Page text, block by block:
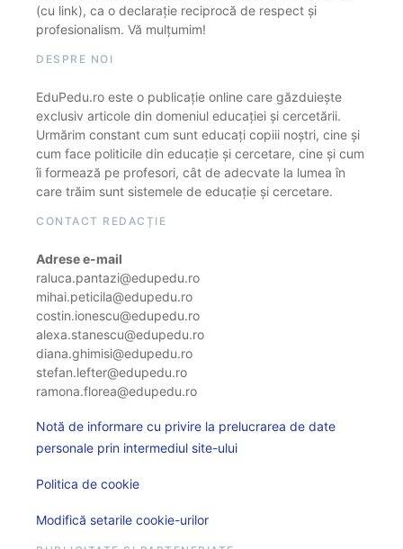
(cu link), ca o declarație reciprocă de respect și
profesionalism. Vă mulțumim!
DESPRE NOI
EduPedu.ro este o publicație online care găzduiește
exclusiv articole din domeniul educației și cercetării.
Urmărim constant cum sunt educați copiii noștri, cine și
cum face politicile din educație și cercetare, cine și cum
îi formează pe profesori, cât de adecvate la lumea în
care trăim sunt sistemele de educație și cercetare.
CONTACT REDACȚIE
Adrese e-mail
raluca.pantazi@edupedu.ro
mihai.peticila@edupedu.ro
costin.ionescu@edupedu.ro
alexa.stanescu@edupedu.ro
diana.ghimisi@edupedu.ro
stefan.lefter@edupedu.ro
ramona.florea@edupedu.ro
Notă de informare cu privire la prelucrarea de date
personale prin intermediul site-ului
Politica de cookie
Modifică setarile cookie-urilor